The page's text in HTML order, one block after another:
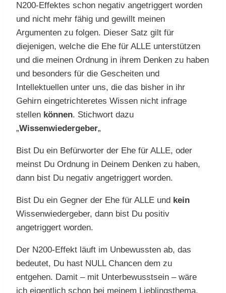
N200-Effektes schon negativ angetriggert worden
und nicht mehr fähig und gewillt meinen
Argumenten zu folgen. Dieser Satz gilt für
diejenigen, welche die Ehe für ALLE unterstützen
und die meinen Ordnung in ihrem Denken zu haben
und besonders für die Gescheiten und
Intellektuellen unter uns, die das bisher in ihr
Gehirn eingetrichteretes Wissen nicht infrage
stellen können. Stichwort dazu
„Wissenwiedergeber„
Bist Du ein Befürworter der Ehe für ALLE, oder
meinst Du Ordnung in Deinem Denken zu haben,
dann bist Du negativ angetriggert worden.
Bist Du ein Gegner der Ehe für ALLE und kein
Wissenwiedergeber, dann bist Du positiv
angetriggert worden.
Der N200-Effekt läuft im Unbewussten ab, das
bedeutet, Du hast NULL Chancen dem zu
entgehen. Damit – mit Unterbewusstsein – wäre
ich eigentlich schon bei meinem Lieblingsthema,